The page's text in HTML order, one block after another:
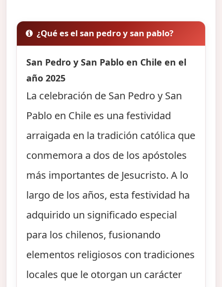
¿Qué es el san pedro y san pablo?
San Pedro y San Pablo en Chile en el
año 2025
La celebración de San Pedro y San
Pablo en Chile es una festividad
arraigada en la tradición católica que
conmemora a dos de los apóstoles
más importantes de Jesucristo. A lo
largo de los años, esta festividad ha
adquirido un significado especial
para los chilenos, fusionando
elementos religiosos con tradiciones
locales que le otorgan un carácter